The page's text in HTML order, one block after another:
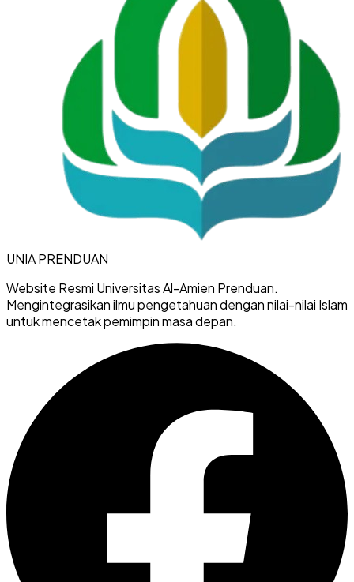
UNIAPRENDUAN
Website Resmi Universitas Al-Amien Prenduan.
Mengintegrasikan ilmu pengetahuan dengan nilai-nilai Islam
untuk mencetak pemimpin masa depan.